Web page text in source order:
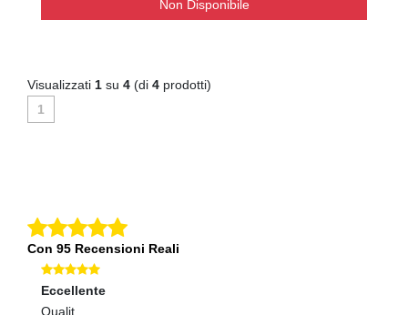
Non Disponibile
Visualizzati 1 su 4 (di 4 prodotti)
1
Con 95 Recensioni Reali
Eccellente
Qualit